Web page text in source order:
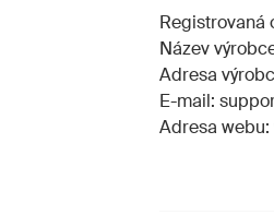
Registrovaná
Název
Adresa
E-mail:
Adresa